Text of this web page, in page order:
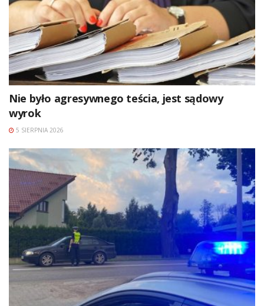
Nie było agresywnego teścia, jest sądowy
wyrok
5 SIERPNIA 2026